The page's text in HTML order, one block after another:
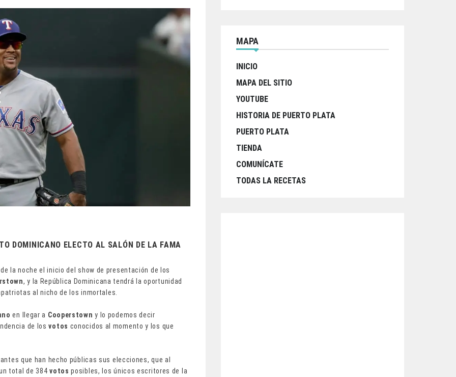
DOMINICANO ELECTO AL SALÓN DE LA FAMA
la noche el inicio del show de presentación de los
, y la República Dominicana tendrá la oportunidad
al nicho de los inmortales.
en llegar a Cooperstown y lo podemos decir
de losvotos conocidos al momento y los que
que han hecho públicas sus elecciones, que al
total de 384votos posibles, los únicos escritores de la
MAPA
INICIO
MAPA DEL SITIO
YOUTUBE
HISTORIA DE PUERTO PLATA
PUERTO PLATA
TIENDA
COMUNÍCATE
TODAS LA RECETAS